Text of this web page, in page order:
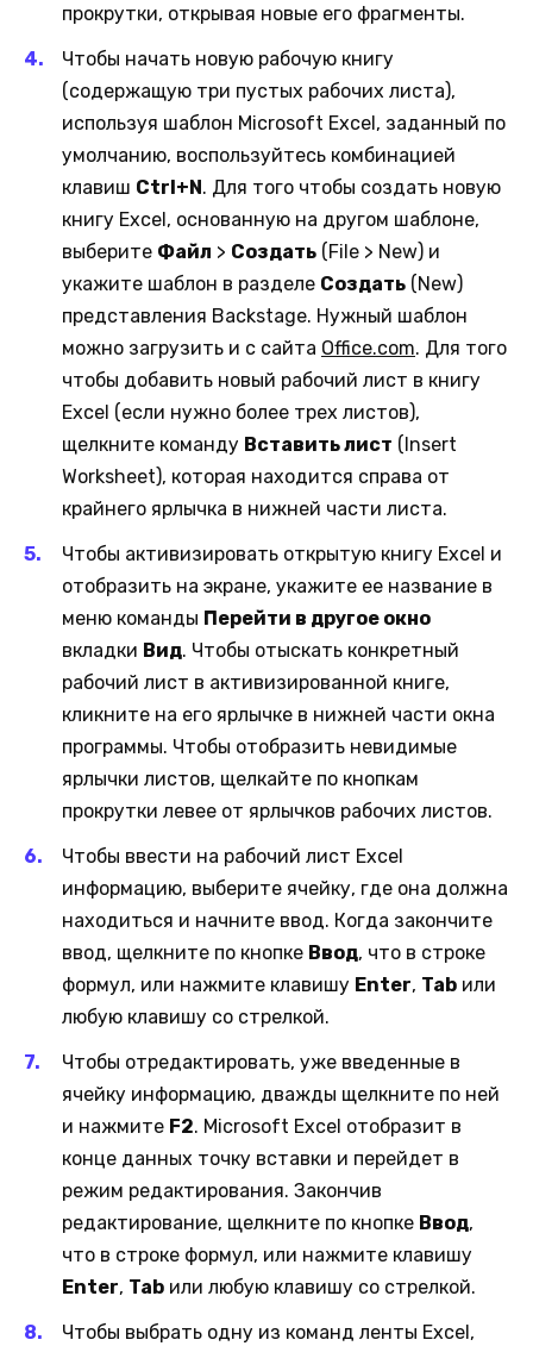
прокрутки, открывая новые его фрагменты.
Чтобы начать новую рабочую книгу
(содержащую три пустых рабочих листа),
используя шаблон Microsoft Excel, заданный по
умолчанию, воспользуйтесь комбинацией
клавиш Ctrl+N. Для того чтобы создать новую
книгу Excel, основанную на другом шаблоне,
выберите Файл > Создать (File > New) и
укажите шаблон в разделе Создать (New)
представления Backstage. Нужный шаблон
можно загрузить и с сайта Office.com. Для того
чтобы добавить новый рабочий лист в книгу
Excel (если нужно более трех листов),
щелкните команду Вставить лист (Insert
Worksheet), которая находится справа от
крайнего ярлычка в нижней части листа.
Чтобы активизировать открытую книгу Excel и
отобразить на экране, укажите ее название в
меню команды Перейти в другое окно
вкладки Вид. Чтобы отыскать конкретный
рабочий лист в активизированной книге,
кликните на его ярлычке в нижней части окна
программы. Чтобы отобразить невидимые
ярлычки листов, щелкайте по кнопкам
прокрутки левее от ярлычков рабочих листов.
Чтобы ввести на рабочий лист Excel
информацию, выберите ячейку, где она должна
находиться и начните ввод. Когда закончите
ввод, щелкните по кнопке Ввод, что в строке
формул, или нажмите клавишу Enter, Tab или
любую клавишу со стрелкой.
Чтобы отредактировать, уже введенные в
ячейку информацию, дважды щелкните по ней
и нажмите F2. Microsoft Excel отобразит в
конце данных точку вставки и перейдет в
режим редактирования. Закончив
редактирование, щелкните по кнопке Ввод,
что в строке формул, или нажмите клавишу
Enter, Tab или любую клавишу со стрелкой.
Чтобы выбрать одну из команд ленты Excel,